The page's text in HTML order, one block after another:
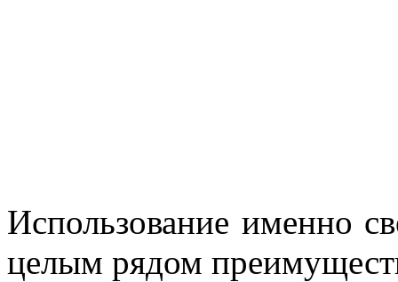
Использование именно
целым рядом